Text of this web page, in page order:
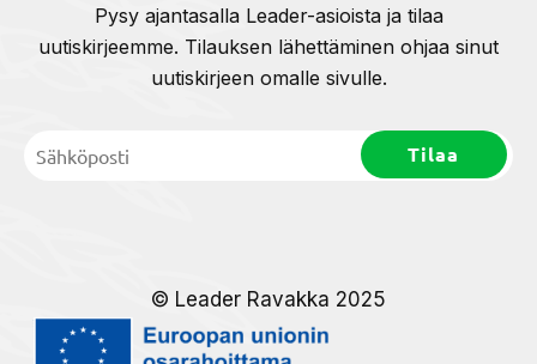
Pysy ajantasalla Leader-asioista ja tilaa
uutiskirjeemme. Tilauksen lähettäminen ohjaa sinut
uutiskirjeen omalle sivulle.
© Leader Ravakka 2025